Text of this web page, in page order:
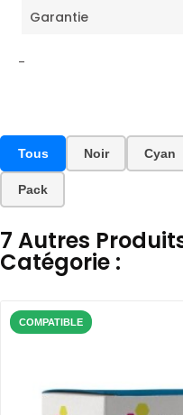
Garantie
-
Tous Noir Cyan
Pack
7 Autres
Catégorie :
COMPATIBLE